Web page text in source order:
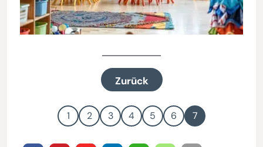
Zurück
1 2 3 4 5 6 7